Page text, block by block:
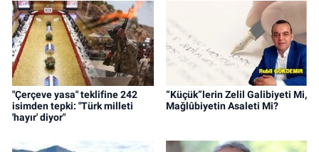
"Çerçeve yasa" teklifine 242
isimden tepki: "Türk milleti
'hayır' diyor"
“Küçük”lerin Zelil Galibiyeti Mi,
Mağlûbiyetin Asaleti Mi?